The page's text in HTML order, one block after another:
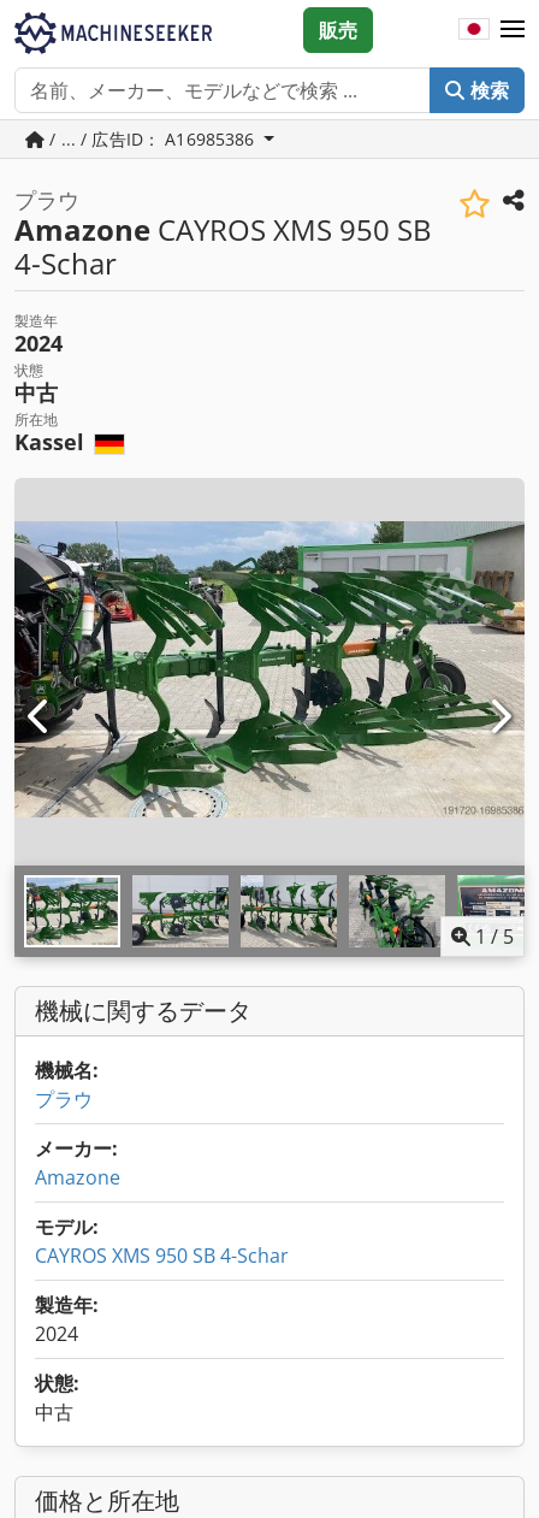
検索
販売
/ ... / 広告ID： A16985386
プラウ
Amazone CAYROS XMS 950 SB
4-Schar
製造年
2024
状態
中古
所在地
Kassel
1 / 5
機械に関するデータ
機械名:
プラウ
メーカー:
Amazone
モデル:
CAYROS XMS 950 SB 4-Schar
製造年:
2024
状態:
中古
価格と所在地